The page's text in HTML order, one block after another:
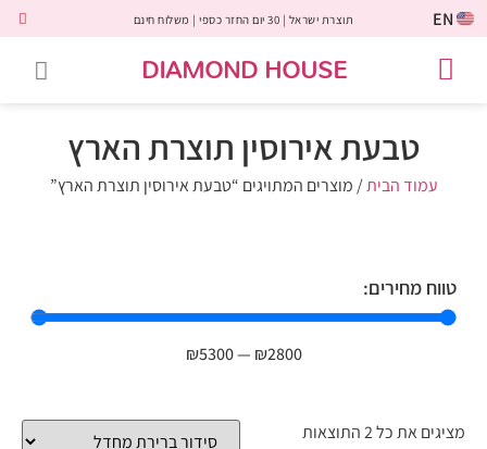
EN תוצרת ישראל | 30 יום החזר כספי | משלוח חינם
DIAMOND HOUSE
טבעת אירוסין תוצרת הארץ
עמוד הבית/ מוצרים המתויגים “טבעת אירוסין תוצרת הארץ”
טווח מחירים:
₪2800
—
₪5300
מציגים את כל ⁦2⁩ התוצאות